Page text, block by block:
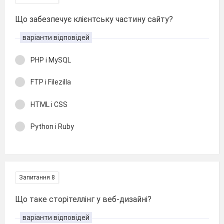
Що забезпечує клієнтську частину сайту?
варіанти відповідей
PHP і MySQL
FTP і Filezilla
HTML і CSS
Python і Ruby
Запитання 8
Що таке сторітеллінг у веб-дизайні?
варіанти відповідей